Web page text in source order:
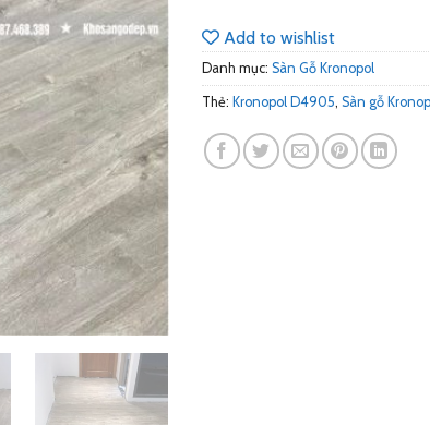
Add to wishlist
Danh mục: Sàn Gỗ Kronopol
Thẻ: Kronopol D4905, Sàn gỗ